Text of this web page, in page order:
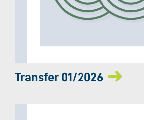
Transfer 01/2026